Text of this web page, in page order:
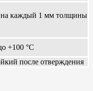
на каждый 1 мм толщины
+100 °С
после отверждения